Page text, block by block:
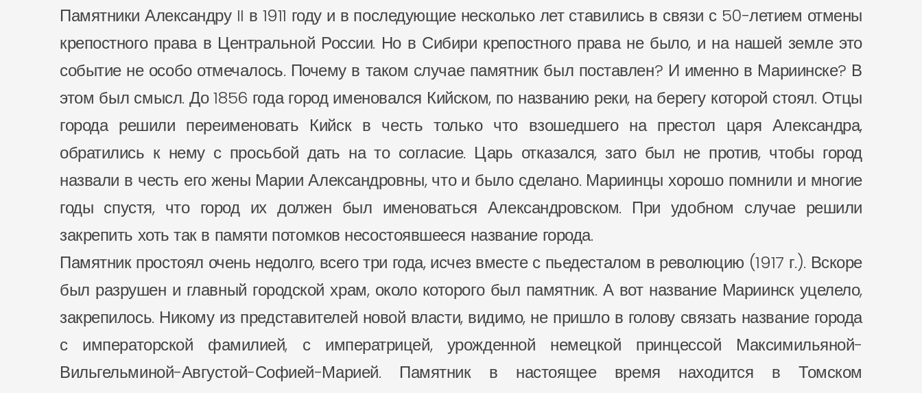
Памятники Александру II в 1911 году и в последующие несколько лет ставились в связи с 50-летием отмены
крепостного права в Центральной России. Но в Сибири крепостного права не было, и на нашей земле это
событие не особо отмечалось. Почему в таком случае памятник был поставлен? И именно в Мариинске? В
этом был смысл. До 1856 года город именовался Кийском, по названию реки, на берегу которой стоял. Отцы
города решили переименовать Кийск в честь только что взошедшего на престол царя Александра,
обратились к нему с просьбой дать на то согласие. Царь отказался, зато был не против, чтобы город
назвали в честь его жены Марии Александровны, что и было сделано. Мариинцы хорошо помнили и многие
годы спустя, что город их должен был именоваться Александровском. При удобном случае решили
закрепить хоть так в памяти потомков несостоявшееся название города.
Памятник простоял очень недолго, всего три года, исчез вместе с пьедесталом в революцию (1917 г.). Вскоре
был разрушен и главный городской храм, около которого был памятник. А вот название Мариинск уцелело,
закрепилось. Никому из представителей новой власти, видимо, не пришло в голову связать название города
с императорской фамилией, с императрицей, урожденной немецкой принцессой Максимильяной-
Вильгельминой-Августой-Софией-Марией. Памятник в настоящее время находится в Томском